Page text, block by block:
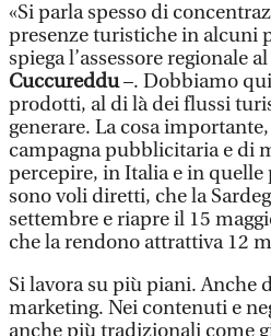
«Si parla spesso di
presenze turistiche in alcuni
spiega l’assessore regionale
Cuccureddu–. Dobbiamo
prodotti, al di là dei flussi
generare. La cosa
campagna pubblicitaria e di
percepire, in Italia e in quelle
sono voli diretti, che la
settembre e riapre il 15
che la rendono attrattiva 12
Si lavora su più piani. Anche
marketing. Nei contenuti e
anche più tradizionali come